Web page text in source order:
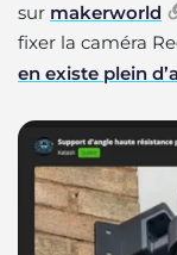
sur makerworld
fixer la caméra
en existe plein